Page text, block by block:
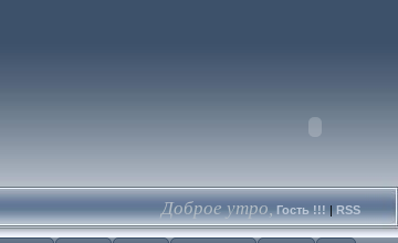
Доброе утро, Гость !!! | RSS